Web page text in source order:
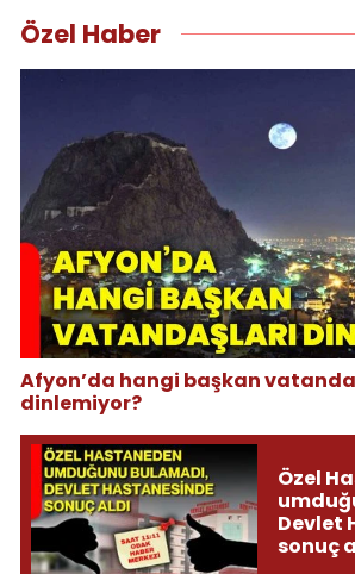
Özel Haber
Afyon’da hangi başkan
dinlemiyor?
Özel
Devlet
sonuç